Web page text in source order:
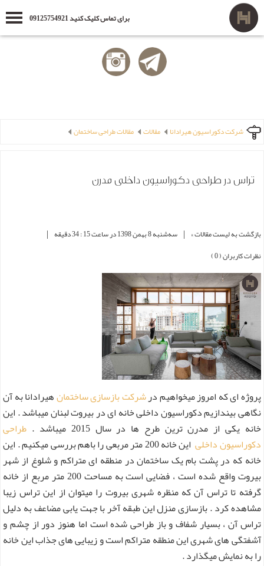
برای تماس کلیک کنید 09125754921
شرکت دکوراسیون هیرادانا مقالات مقالات طراحی ساختمان
تراس در طراحی دکوراسیون داخلی مدرن
بازگشت به لیست مقالات » | ﺳﻪشنبه 8 بهمن 1398 در ساعت 15 : 34 دقیقه |
نظرات کاربران ( 0 )
پروژه ای که امروز میخواهیم درشرکت بازسازی ساختمانهیرادانا به آن
نگاهی بیندازیم دکوراسیون داخلی خانه ای در بیروت لبنان میباشد . این
خانه یکی از مدرن ترین طرح ها در سال 2015 میباشد .
طراحی
دکوراسیون داخلی
این خانه 200 متر مربعی را باهم بررسی میکنیم . این
خانه که در پشت بام یک ساختمان در منطقه ای متراکم و شلوغ از شهر
بیروت واقع شده است ، فضایی است به مساحت 200 متر مربع از خانه
گرفته تا تراس آن که منظره شهری بیروت را میتوان از این تراس زیبا
مشاهده کرد . بازسازی منزل این طبقه آخر با جهت یابی مضاعف به دلیل
تراس آن ، بسیار شفاف و باز طراحی شده است اما هنوز دور از چشم و
آشفتگی های شهری این منطقه متراکم است و زیبایی های جذاب این خانه
را به نمایش میگذارد .